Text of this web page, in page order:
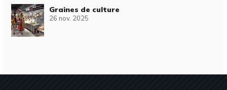
Graines de culture
26 nov. 2025